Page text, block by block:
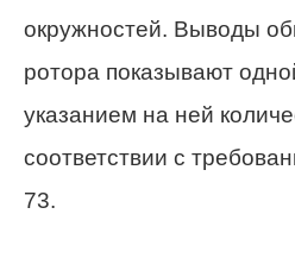
окружностей. Выводы
ротора показывают
указанием на ней
соответствии с
73.